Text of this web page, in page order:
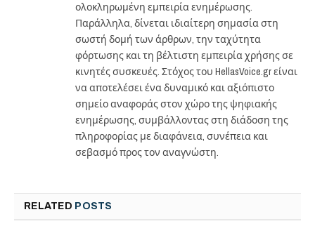
ολοκληρωμένη εμπειρία ενημέρωσης.
Παράλληλα, δίνεται ιδιαίτερη σημασία στη
σωστή δομή των άρθρων, την ταχύτητα
φόρτωσης και τη βέλτιστη εμπειρία χρήσης σε
κινητές συσκευές. Στόχος του HellasVoice.gr είναι
να αποτελέσει ένα δυναμικό και αξιόπιστο
σημείο αναφοράς στον χώρο της ψηφιακής
ενημέρωσης, συμβάλλοντας στη διάδοση της
πληροφορίας με διαφάνεια, συνέπεια και
σεβασμό προς τον αναγνώστη.
RELATED POSTS